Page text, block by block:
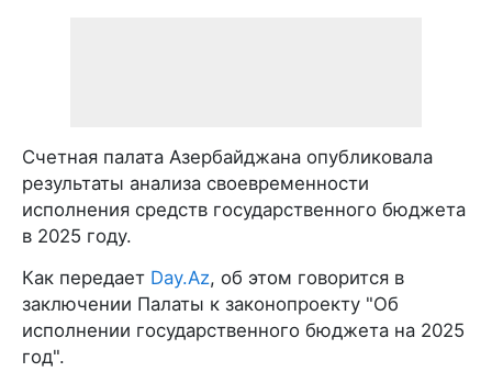
Счетная палата Азербайджана опубликовала
результаты анализа своевременности
исполнения средств государственного бюджета
в 2025 году.
Как передает Day.Az, об этом говорится в
заключении Палаты к законопроекту "Об
исполнении государственного бюджета на 2025
год".